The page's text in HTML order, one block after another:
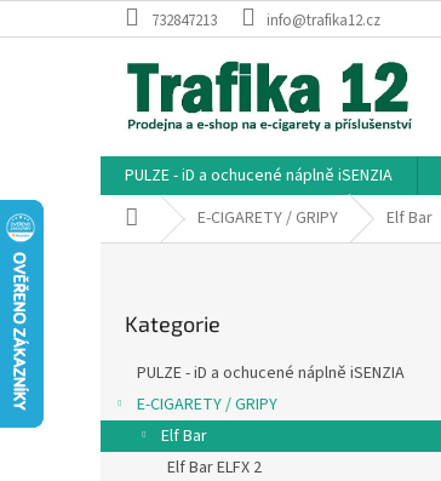
na
732847213 info@trafika12.cz
PULZE - iD a ochucené náplně iSENZIA
Domů E-CIGARETY / GRIPY Elf Bar
n
kategorie
Kategorie
PULZE - iD a ochucené náplně iSENZIA
E-CIGARETY / GRIPY
Elf Bar
Elf Bar ELFX 2